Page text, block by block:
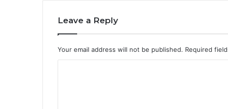
Leave a Reply
Your email address will not be published. Required